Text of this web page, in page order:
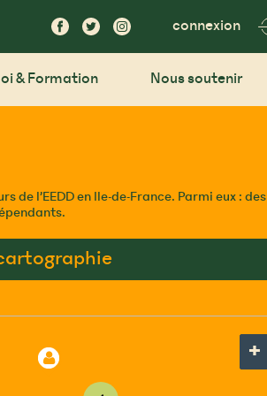
connexion
& Formation Nous soutenir
l’EEDD en Ile-de-France. Parmi eux : des